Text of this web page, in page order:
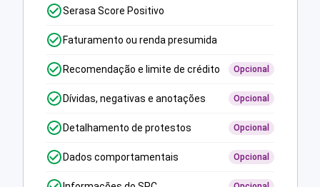
Serasa Score Positivo
Faturamento ou renda presumida
Recomendação e limite de crédito Opcional
Dívidas, negativas e anotações Opcional
Detalhamento de protestos Opcional
Dados comportamentais Opcional